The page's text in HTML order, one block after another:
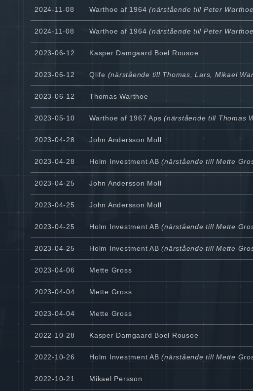
2024-11-08 Warthoe af 1964 (närstående till Peter
2024-11-08 Warthoe af 1964 (närstående till Peter
2023-06-12 Kasper Damgaard Boel Rousoe
2023-06-12 Qlife (närstående till Thomas, Lars, Mikael
2023-06-12 Thomas Warthoe
2023-05-10 Warthoe af 1967 Aps (närstående till Thomas
2023-04-28 John Andersson Moll
2023-04-28 Holm Investment AB (närstående till Mette
2023-04-25 John Andersson Moll
2023-04-25 John Andersson Moll
2023-04-25 Holm Investment AB (närstående till Mette
2023-04-25 Holm Investment AB (närstående till Mette
2023-04-06 Mette Gross
2023-04-04 Mette Gross
2023-04-04 Mette Gross
2022-10-28 Kasper Damgaard Boel Rousoe
2022-10-26 Holm Investment AB (närstående till Mette
2022-10-21 Mikael Persson